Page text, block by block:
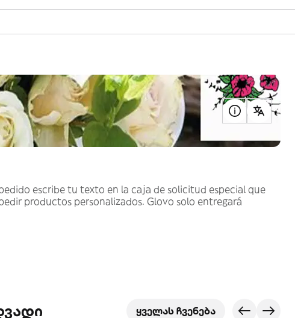
escribe tu texto en la caja de solicitud especial que
productos personalizados. Glovo solo entregará
ყველას ჩვენება